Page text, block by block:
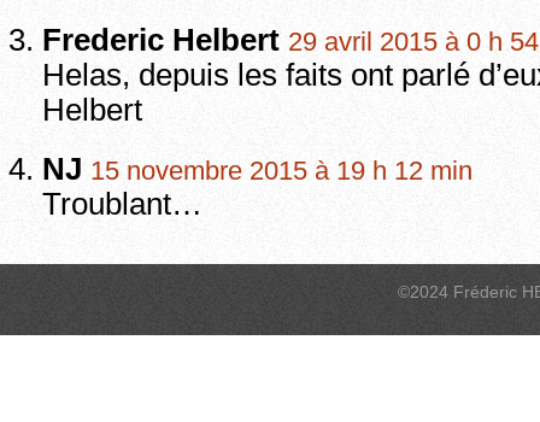
Frederic Helbert 29 avril 2015 à 0 h
Helas, depuis les faits ont parlé
Helbert
NJ 15 novembre 2015 à 19 h 12 min
Troublant…
©2024 Fréderic